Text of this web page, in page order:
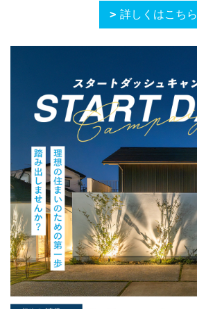
詳しくはこちら